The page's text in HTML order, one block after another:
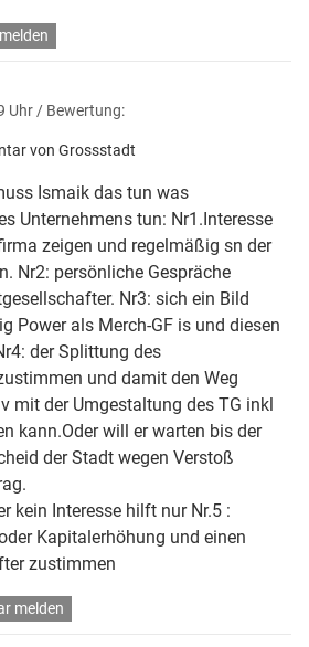
Uhr/ Bewertung:
von Grossstadt
Ismaik das tun was
Unternehmens tun: Nr1.Interesse
zeigen und regelmäßig sn der
Nr2: persönliche Gespräche
Nr3: sich ein Bild
Power als Merch-GF is und diesen
der Splittung des
und damit den Weg
mit der Umgestaltung des TG inkl
kann.Oder will er warten bis der
der Stadt wegen Verstoß
kein Interesse hilft nur Nr.5 :
Kapitalerhöhung und einen
zustimmen
melden